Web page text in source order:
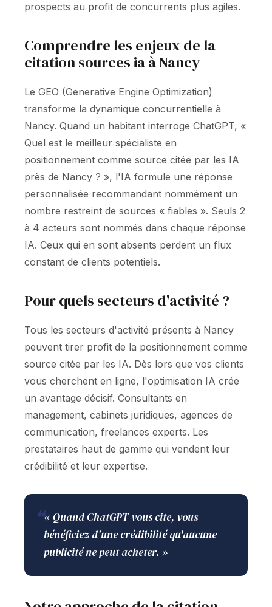
prospects au profit de concurrents plus agiles.
Comprendre les enjeux de la
citation sources ia à Nancy
Le GEO (Generative Engine Optimization)
transforme la dynamique concurrentielle à
Nancy. Quand un habitant interroge ChatGPT, «
Quel est le meilleur spécialiste en
positionnement comme source citée par les IA
près de Nancy ? », l'IA formule une réponse
personnalisée recommandant nommément un
nombre restreint de sources « fiables ». Seuls 2
à 4 acteurs sont nommés dans chaque réponse
IA. Ceux qui en sont absents perdent un flux
constant de clients potentiels.
Pour quels secteurs d'activité ?
Tous les secteurs d'activité présents à Nancy
peuvent tirer profit de la positionnement comme
source citée par les IA. Dès lors que vos clients
vous cherchent en ligne, l'optimisation IA crée
un avantage décisif. Consultants en
management, cabinets juridiques, agences de
communication, freelances experts. Les
prestataires haut de gamme qui vendent leur
crédibilité et leur expertise.
❝« Quand ChatGPT vous cite, vous
bénéficiez d'une crédibilité qu'aucune
publicité ne peut acheter. »